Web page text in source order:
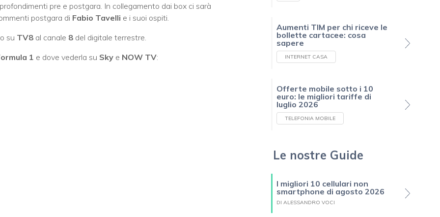
pre e postgara. In collegamento dai box ci sarà
postgara di Fabio Tavelli e i suoi ospiti.
su TV8 al canale 8 del digitale terrestre.
1 e dove vederla su Sky e NOW TV:
Aumenti TIM per chi riceve le
bollette cartacee: cosa
sapere
INTERNET CASA
Offerte mobile sotto i 10
euro: le migliori tariffe di
luglio 2026
TELEFONIA MOBILE
Le nostre Guide
I migliori 10 cellulari non
smartphone di agosto 2026
DI ALESSANDRO VOCI